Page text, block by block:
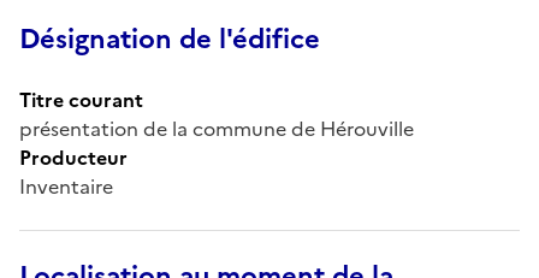
Désignation de l'édifice
Titre courant
présentation de la commune de Hérouville
Producteur
Inventaire